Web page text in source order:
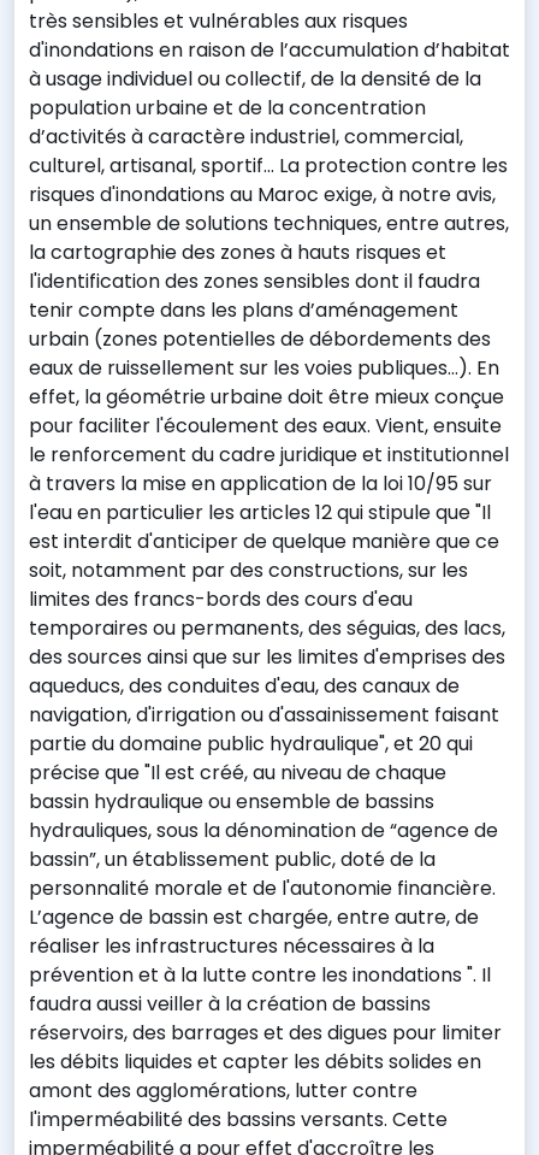
très sensibles et vulnérables aux risques
d'inondations en raison de l’accumulation d’habitat
à usage individuel ou collectif, de la densité de la
population urbaine et de la concentration
d’activités à caractère industriel, commercial,
culturel, artisanal, sportif… La protection contre les
risques d'inondations au Maroc exige, à notre avis,
un ensemble de solutions techniques, entre autres,
la cartographie des zones à hauts risques et
l'identification des zones sensibles dont il faudra
tenir compte dans les plans d’aménagement
urbain (zones potentielles de débordements des
eaux de ruissellement sur les voies publiques…). En
effet, la géométrie urbaine doit être mieux conçue
pour faciliter l'écoulement des eaux. Vient, ensuite
le renforcement du cadre juridique et institutionnel
à travers la mise en application de la loi 10/95 sur
l'eau en particulier les articles 12 qui stipule que "Il
est interdit d'anticiper de quelque manière que ce
soit, notamment par des constructions, sur les
limites des francs-bords des cours d'eau
temporaires ou permanents, des séguias, des lacs,
des sources ainsi que sur les limites d'emprises des
aqueducs, des conduites d'eau, des canaux de
navigation, d'irrigation ou d'assainissement faisant
partie du domaine public hydraulique", et 20 qui
précise que "Il est créé, au niveau de chaque
bassin hydraulique ou ensemble de bassins
hydrauliques, sous la dénomination de “agence de
bassin”, un établissement public, doté de la
personnalité morale et de l'autonomie financière.
L’agence de bassin est chargée, entre autre, de
réaliser les infrastructures nécessaires à la
prévention et à la lutte contre les inondations ". Il
faudra aussi veiller à la création de bassins
réservoirs, des barrages et des digues pour limiter
les débits liquides et capter les débits solides en
amont des agglomérations, lutter contre
l'imperméabilité des bassins versants. Cette
imperméabilité a pour effet d'accroître les